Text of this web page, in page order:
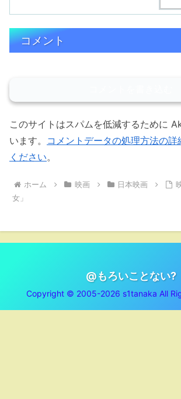
コメント
このサイトはスパムを低減するために
います。 コメントデータの処理方法の
ください。
ホーム 映画 日本映画
女」
@もろいことない?
Copyright © 2005-2026 s1tanaka All